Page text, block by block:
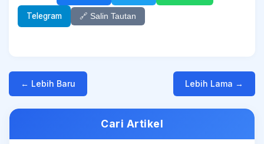
Telegram 🔗 Salin Tautan
← Lebih Baru Lebih Lama →
Cari Artikel